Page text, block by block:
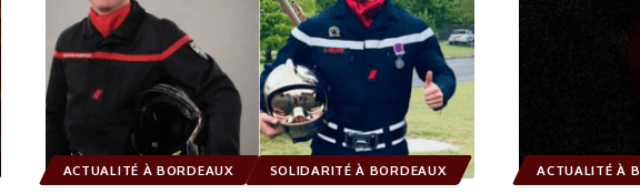
ACTUALITÉ À BORDEAUX SOLIDARITÉ À BORDEAUX ACTUALITÉ À